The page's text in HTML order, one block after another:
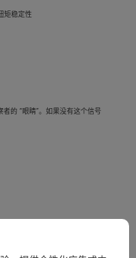
矩稳定性
的 “眼睛”。如果没有这个信号
个新时代：